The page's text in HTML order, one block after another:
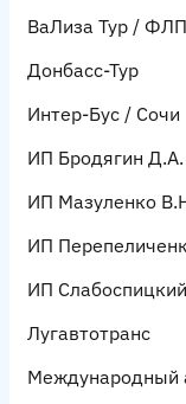
ВаЛиза Тур /
Донбасс-Тур
Интер-Бус / Сочи
ИП Бродягин Д.А.
ИП Мазуленко
ИП
ИП
Лугавтотранс
Международный